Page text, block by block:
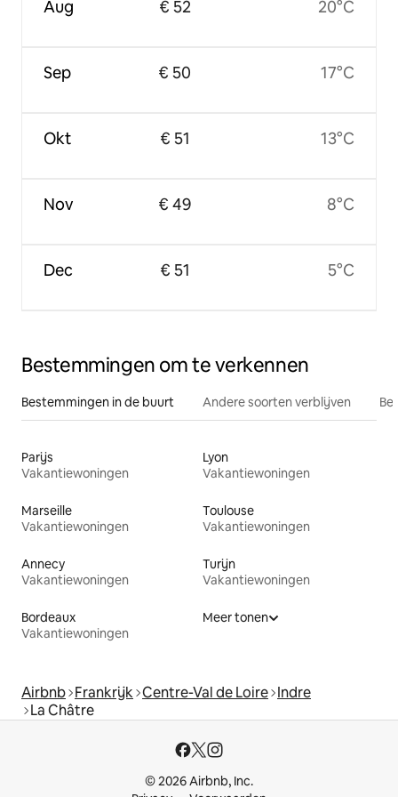
Aug
Sep
Okt
Nov
Dec
€ 52
€ 50
€ 51
€ 49
€ 51
20°C
17°C
13°C
8°C
5°C
Bestemmingen om te verkennen
Bestemmingen in de buurt Andere soorten verblijven
Parijs
Vakantiewoningen
Lyon
Vakantiewoningen
Marseille
Vakantiewoningen
Toulouse
Vakantiewoningen
Annecy
Vakantiewoningen
Turijn
Vakantiewoningen
Bordeaux
Vakantiewoningen
Meer tonen
Airbnb Frankrijk Centre-Val de Loire Indre
La Châtre
© 2026 Airbnb, Inc.